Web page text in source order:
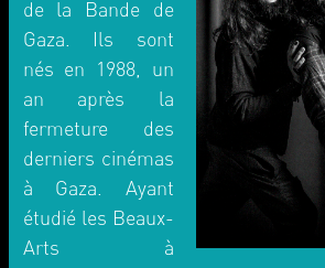
de la Bande de
Gaza. Ils sont
nés en 1988, un
an après la
fermeture des
derniers cinémas
à Gaza. Ayant
étudié les Beaux-
Arts à